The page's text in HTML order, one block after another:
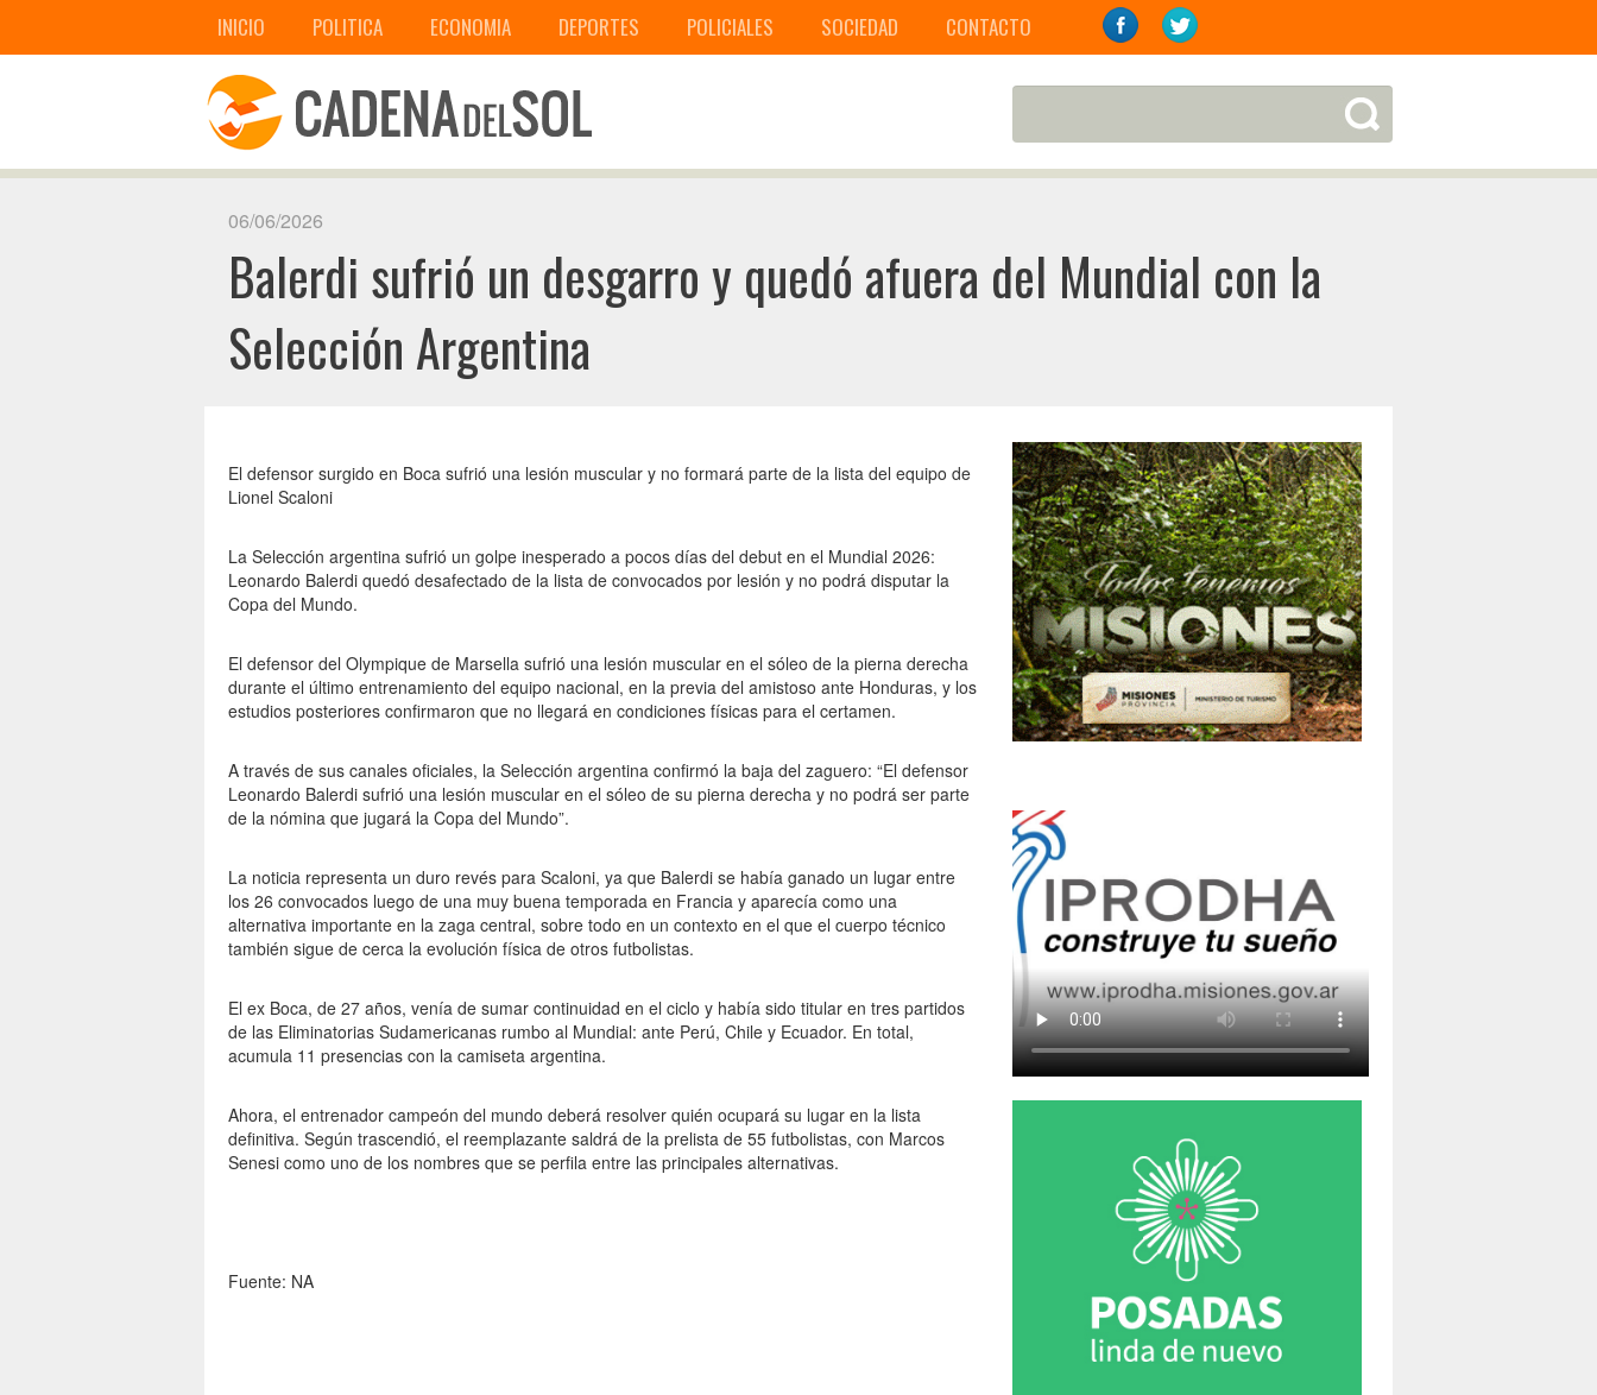
INICIO POLITICA ECONOMIA DEPORTES POLICIALES SOCIEDAD CONTACTO
06/06/2026
Balerdi sufrió un desgarro y quedó afuera del Mundial con la
Selección Argentina
El defensor surgido en Boca sufrió una lesión muscular y no formará parte de la lista del equipo de
Lionel Scaloni
La Selección argentina sufrió un golpe inesperado a pocos días del debut en el Mundial 2026:
Leonardo Balerdi quedó desafectado de la lista de convocados por lesión y no podrá disputar la
Copa del Mundo.
El defensor del Olympique de Marsella sufrió una lesión muscular en el sóleo de la pierna derecha
durante el último entrenamiento del equipo nacional, en la previa del amistoso ante Honduras, y los
estudios posteriores confirmaron que no llegará en condiciones físicas para el certamen.
A través de sus canales oficiales, la Selección argentina confirmó la baja del zaguero: “El defensor
Leonardo Balerdi sufrió una lesión muscular en el sóleo de su pierna derecha y no podrá ser parte
de la nómina que jugará la Copa del Mundo”.
La noticia representa un duro revés para Scaloni, ya que Balerdi se había ganado un lugar entre
los 26 convocados luego de una muy buena temporada en Francia y aparecía como una
alternativa importante en la zaga central, sobre todo en un contexto en el que el cuerpo técnico
también sigue de cerca la evolución física de otros futbolistas.
El ex Boca, de 27 años, venía de sumar continuidad en el ciclo y había sido titular en tres partidos
de las Eliminatorias Sudamericanas rumbo al Mundial: ante Perú, Chile y Ecuador. En total,
acumula 11 presencias con la camiseta argentina.
Ahora, el entrenador campeón del mundo deberá resolver quién ocupará su lugar en la lista
definitiva. Según trascendió, el reemplazante saldrá de la prelista de 55 futbolistas, con Marcos
Senesi como uno de los nombres que se perfila entre las principales alternativas.
Fuente: NA